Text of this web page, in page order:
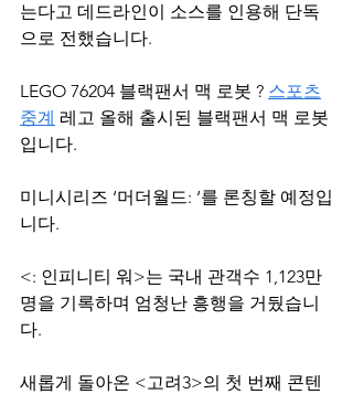
는다고 데드라인이 소스를 인용해 단독
으로 전했습니다.
LEGO 76204 블랙팬서 맥 로봇 ? 스포츠
중계 레고 올해 출시된 블랙팬서 맥 로봇
입니다.
미니시리즈 ‘머더월드: ‘를 론칭할 예정입
니다.
<: 인피니티 워>는 국내 관객수 1,123만
명을 기록하며 엄청난 흥행을 거뒀습니
다.
새롭게 돌아온 <고려3>의 첫 번째 콘텐